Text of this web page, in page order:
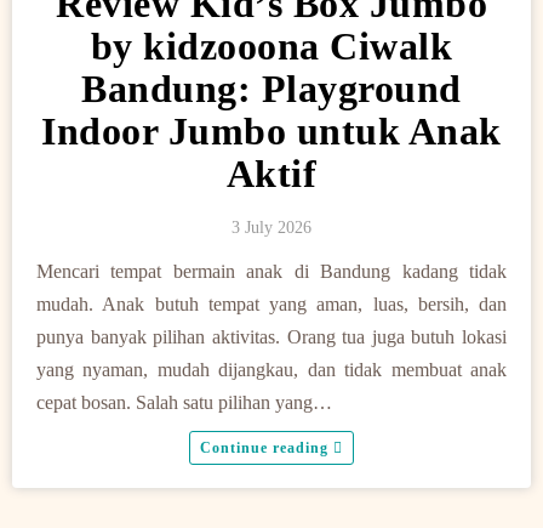
by kidzooona Ciwalk
Bandung: Playground
Indoor Jumbo untuk Anak
Aktif
3 July 2026
Mencari tempat bermain anak di Bandung kadang tidak
mudah. Anak butuh tempat yang aman, luas, bersih, dan
punya banyak pilihan aktivitas. Orang tua juga butuh lokasi
yang nyaman, mudah dijangkau, dan tidak membuat anak
cepat bosan. Salah satu pilihan yang…
Continue reading